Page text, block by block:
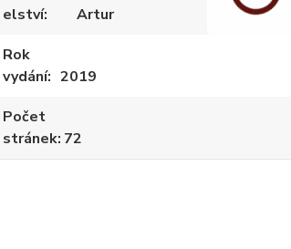
elství
Artur
Rok
vydání
2019
Počet
stránek 72